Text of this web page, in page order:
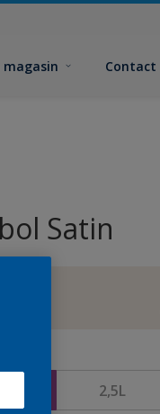
magasin Contact
Satin
2,5L